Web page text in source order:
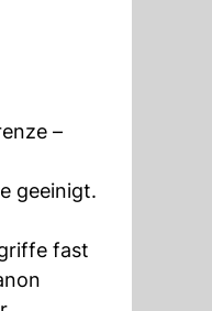
–
geeinigt.
fast